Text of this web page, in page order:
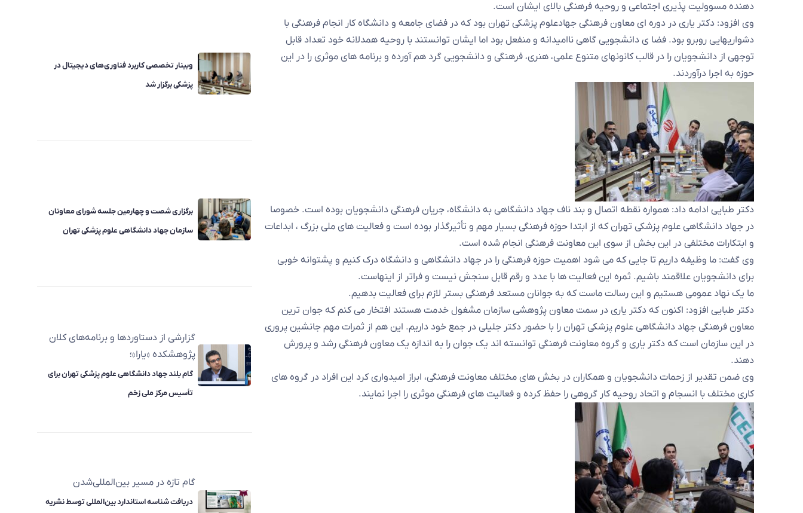
دهنده مسوولیت پذیری اجتماعی و روحیه فرهنگی بالای ایشان است.
وی افزود: دکتر یاری در دوره ای معاون فرهنگی جهادعلوم پزشکی تهران بود که در فضای جامعه و دانشگاه کار انجام فرهنگی با
دشواریهایی روبرو بود. فضا ی دانشجویی گاهی ناامیدانه و منفعل بود اما ایشان توانستند با روحیه همدلانه خود تعداد قابل
توجهی از دانشجویان را در قالب کانونهای متنوع علمی، هنری، فرهنگی و دانشجویی گرد هم آورده و برنامه های موثری را در این
حوزه به اجرا درآوردند.
دکتر طبایی ادامه داد: همواره نقطه اتصال و بند ناف جهاد دانشگاهی به دانشگاه، جریان فرهنگی دانشجویان بوده است. خصوصا
در جهاد دانشگاهی علوم پزشکی تهران که از ابتدا حوزه فرهنگی بسیار مهم و تأثیرگذار بوده است و فعالیت های ملی بزرگ ، ابداعات
و ابتکارات مختلفی در این بخش از سوی این معاونت فرهنگی انجام شده است.
وی گفت: ما وظیفه داریم تا جایی که می شود اهمیت حوزه فرهنگی را در جهاد دانشگاهی و دانشگاه درک کنیم و پشتوانه خوبی
برای دانشجویان علاقمند باشیم. ثمره این فعالیت ها با عدد و رقم قابل سنجش نیست و فراتر از اینهاست.
ما یک نهاد عمومی هستیم و این رسالت ماست که به جوانان مستعد فرهنگی بستر لازم برای فعالیت بدهیم.
دکتر طبایی افزود: اکنون که دکتر یاری در سمت معاون پژوهشی سازمان مشغول خدمت هستند افتخار می کنم که جوان ترین
معاون فرهنگی جهاد دانشگاهی علوم پزشکی تهران را با حضور دکتر جلیلی در جمع خود داریم. این هم از ثمرات مهم جانشین پروری
در این سازمان است که دکتر یاری و گروه معاونت فرهنگی توانسته اند یک جوان را به اندازه یک معاون فرهنگی رشد و پرورش
دهند.
وی ضمن تقدیر از زحمات دانشجویان و همکاران در بخش های مختلف معاونت فرهنگی، ابراز امیدواری کرد این افراد در گروه های
کاری مختلف با انسجام و اتحاد روحیه کار گروهی را حفظ کرده و فعالیت های فرهنگی موثری را اجرا نمایند.
وبینار تخصصی کاربرد فناوری‌های دیجیتال در
پزشکی برگزار شد
برگزاری شصت و چهارمین جلسه شورای معاونان
سازمان جهاد دانشگاهی علوم پزشکی تهران
گزارشی از دستاوردها و برنامه‌های کلان
پژوهشکده «یارا»؛
گام بلند جهاد دانشگاهی علوم پزشکی تهران برای
تأسیس مرکز ملی زخم
گام تازه در مسیر بین‌المللی‌شدن
دریافت شناسه استاندارد بین‌المللی توسط نشریه